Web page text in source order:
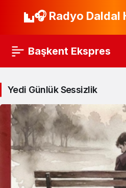
🎧 Radyo Daldal
Başkent Ekspres
Yedi Günlük Sessizlik